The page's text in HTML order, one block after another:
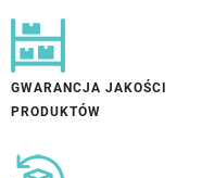
GWARANCJA JAKOŚCI
PRODUKTÓW